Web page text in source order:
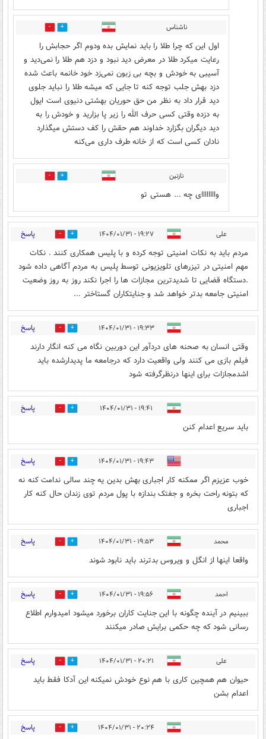
ناشناس 1
اول این که چرا طلا را باید نمایش بده ودوم اگر حجابش را
رعایت میکرد طلا در معرض دید نبود و دزد هم طلا را نمی‌دید و
آسیبی به خودش و بچه بی زبون نمی‌زد خود خانمه باعث شده
دزد بهش جلب توجه کنه تا جایی که میشه طلا را نباید جلوی
دید قرار داد به نظر من حق حوریان بهشتی دنیوی است ایول
به دزده وقتی کسی حرف الله را زیر پا بزارید و خودش را به
دید دیگران بگزارد خداوند هم حقش را کف دستش میگذارد
نادان کسی است که از خانه طرف داری می‌کنه
نازنین 0
واااااااای چه ... هستی تو
علی ۱۹:۲۷ - ۱۴۰۴/۰۱/۳۱ 6 پاسخ
مردم باید به نکات امنیتی توجه کرده و با پلیس همکاری کنند . نکات
مهم امنیتی در تیزرهای تلویزیونی توسط پلیس به مردم آگاهی داده شود
.دستگاه قضایی تا شدیدترین مجازات ها را اجرا نکند روز به روز وضعیت
امنیتی جامعه بدتر خواهد شد و جنایتکاران گستاختر ...
۱۹:۳۳ - ۱۴۰۴/۰۱/۳۱ 4 پاسخ
وقتی انسان به صحنه های دردآور این دوربین نگاه می کنه انگار دارند
فیلم بازی می کنند ولی واقعیت دارد که درجامعه ما پدیدارشده باید
اشدمجازات برای اینها درنظرگرفته شود
۱۹:۴۱ - ۱۴۰۴/۰۱/۳۱ 5 پاسخ
باید سریع اعدام کنن
۱۹:۴۳ - ۱۴۰۴/۰۱/۳۱ 4 پاسخ
خوب عزیزم اگر ممکنه کار اجباری بهش بدین یه چند سالی ندامت کنه نه
که بتونه راحت بخره و جفتک بندازه با پول مردم توی زندان حال کنه کار
اجباری
محمد ۱۹:۵۳ - ۱۴۰۴/۰۱/۳۱ 4 پاسخ
واقعا اینها از انگل و ویروس بدترند باید نابود شوند
احمد ۱۹:۵۶ - ۱۴۰۴/۰۱/۳۱ 4 پاسخ
ببینیم در آینده چگونه با این جنایت کاران برخورد میشود امیدوارم اطلاع
رسانی شود که چه حکمی برایش صادر میکنند
علی ۲۰:۲۱ - ۱۴۰۴/۰۱/۳۱ 6 پاسخ
حیوان هم همچین کاری با هم نوع خودش نمیکنه این آدکا فقط باید
اعدام بشن
۲۰:۲۴ - ۱۴۰۴/۰۱/۳۱ 2 پاسخ